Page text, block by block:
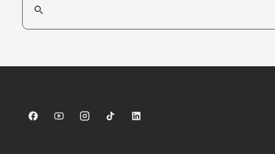
Sparkasse auf Facebook
Sparkasse auf Youtube
Sparkasse auf Instagram
Sparkasse auf TikTok
Sparkasse auf LinkedIn